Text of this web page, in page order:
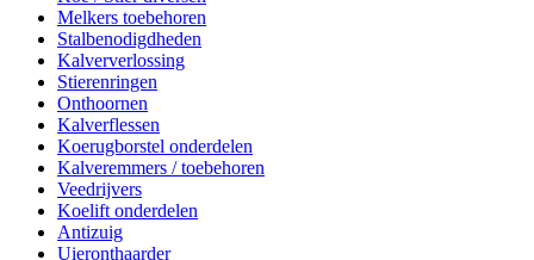
Melkers toebehoren
Stalbenodigdheden
Kalververlossing
Stierenringen
Onthoornen
Kalverflessen
Koerugborstel onderdelen
Kalveremmers / toebehoren
Veedrijvers
Koelift onderdelen
Antizuig
Uieronthaarder